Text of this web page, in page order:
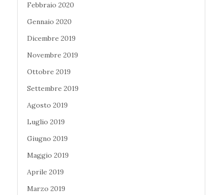
Febbraio 2020
Gennaio 2020
Dicembre 2019
Novembre 2019
Ottobre 2019
Settembre 2019
Agosto 2019
Luglio 2019
Giugno 2019
Maggio 2019
Aprile 2019
Marzo 2019